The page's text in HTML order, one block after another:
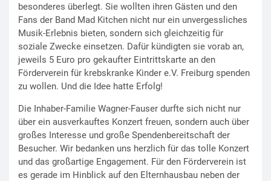
besonderes überlegt. Sie wollten ihren Gästen und den
Fans der Band Mad Kitchen nicht nur ein unvergessliches
Musik-Erlebnis bieten, sondern sich gleichzeitig für
soziale Zwecke einsetzen. Dafür kündigten sie vorab an,
jeweils 5 Euro pro gekaufter Eintrittskarte an den
Förderverein für krebskranke Kinder e.V. Freiburg spenden
zu wollen. Und die Idee hatte Erfolg!
Die Inhaber-Familie Wagner-Fauser durfte sich nicht nur
über ein ausverkauftes Konzert freuen, sondern auch über
großes Interesse und große Spendenbereitschaft der
Besucher. Wir bedanken uns herzlich für das tolle Konzert
und das großartige Engagement. Für den Förderverein ist
es gerade im Hinblick auf den Elternhausbau neben der